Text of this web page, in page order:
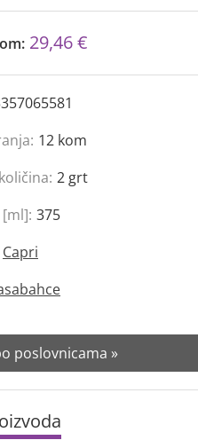
29,46 €
12 kom
2 grt
375
Capri
poslovnicama »